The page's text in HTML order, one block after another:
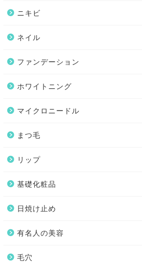
ニキビ
ネイル
ファンデーション
ホワイトニング
マイクロニードル
まつ毛
リップ
基礎化粧品
日焼け止め
有名人の美容
毛穴